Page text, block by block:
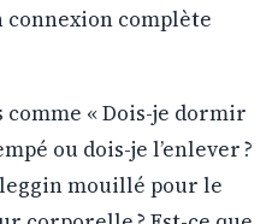
connexion complète
comme « Dois-je dormir
ou dois-je l’enlever ?
mouillé pour le